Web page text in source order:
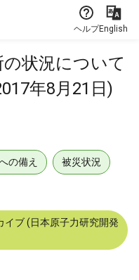
ヘルプEnglish
状況について
年8月21日)
の備え 被災状況
イブ (日本原子力研究開発